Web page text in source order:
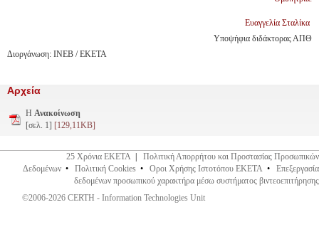
Ευαγγελία Σταλίκα
Yποψήφια διδάκτορας ΑΠΘ
Διοργάνωση: ΙΝΕΒ / ΕΚΕΤΑ
Αρχεία
Η Ανακοίνωση
[σελ. 1] [129,11KB]
25 Χρόνια ΕΚΕΤΑ
Πολιτική Απορρήτου και Προστασίας Προσωπικών
Δεδομένων • Πολιτική Cookies • Οροι Χρήσης Ιστοτόπου ΕΚΕΤΑ • Επεξεργασία
δεδομένων προσωπικού χαρακτήρα μέσω συστήματος βιντεοεπιτήρησης
©2006-2026 CERTH - Information Technologies Unit